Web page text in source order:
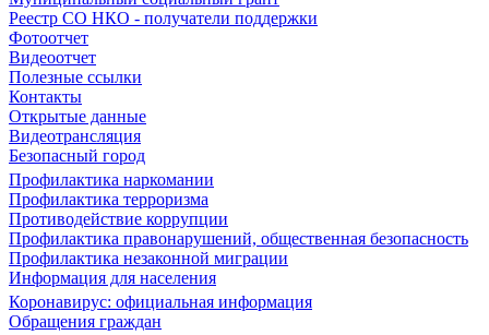
Реестр СО НКО - получатели поддержки
Фотоотчет
Видеоотчет
Полезные ссылки
Контакты
Открытые данные
Видеотрансляция
Безопасный город
Профилактика наркомании
Профилактика терроризма
Противодействие коррупции
Профилактика правонарушений, общественная безопасность
Профилактика незаконной миграции
Информация для населения
Коронавирус: официальная информация
Обращения граждан